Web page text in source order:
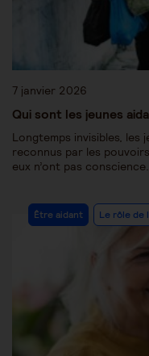
7 janvier 2026
Qui sont les jeunes
Longtemps invisibles, les
reconnus par les
eux n’ont pas
Être aidant Le rôle de